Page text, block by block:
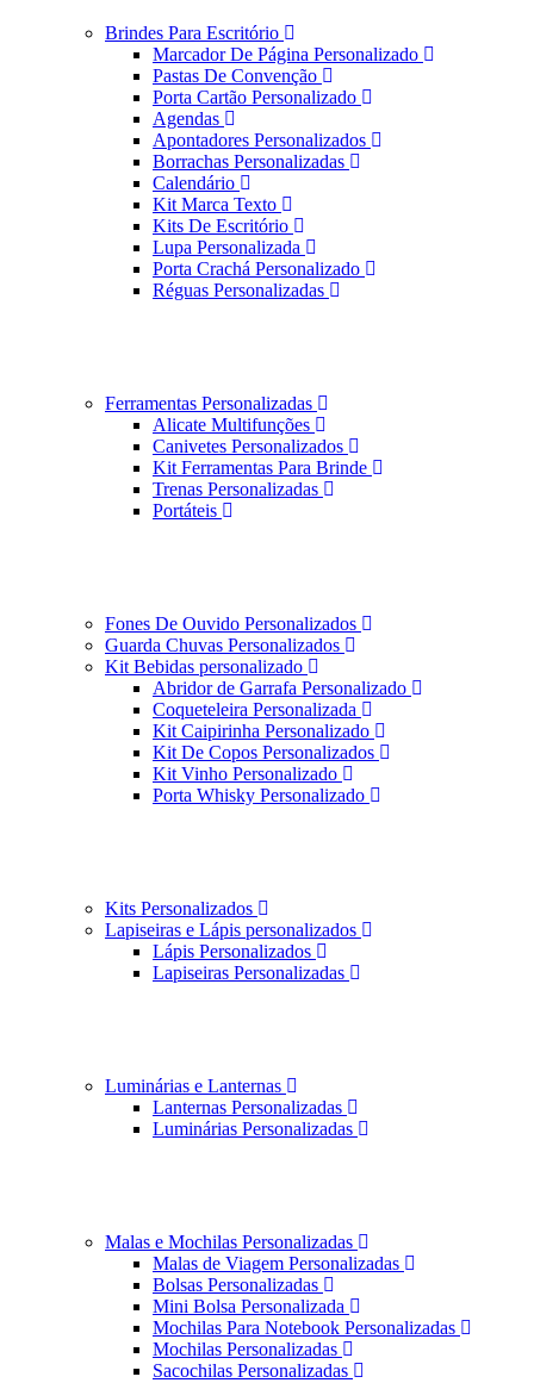
Brindes Para Escritório
Marcador De Página Personalizado
Pastas De Convenção
Porta Cartão Personalizado
Agendas
Apontadores Personalizados
Borrachas Personalizadas
Calendário
Kit Marca Texto
Kits De Escritório
Lupa Personalizada
Porta Crachá Personalizado
Réguas Personalizadas
Ferramentas Personalizadas
Alicate Multifunções
Canivetes Personalizados
Kit Ferramentas Para Brinde
Trenas Personalizadas
Portáteis
Fones De Ouvido Personalizados
Guarda Chuvas Personalizados
Kit Bebidas personalizado
Abridor de Garrafa Personalizado
Coqueteleira Personalizada
Kit Caipirinha Personalizado
Kit De Copos Personalizados
Kit Vinho Personalizado
Porta Whisky Personalizado
Kits Personalizados
Lapiseiras e Lápis personalizados
Lápis Personalizados
Lapiseiras Personalizadas
Luminárias e Lanternas
Lanternas Personalizadas
Luminárias Personalizadas
Malas e Mochilas Personalizadas
Malas de Viagem Personalizadas
Bolsas Personalizadas
Mini Bolsa Personalizada
Mochilas Para Notebook Personalizadas
Mochilas Personalizadas
Sacochilas Personalizadas